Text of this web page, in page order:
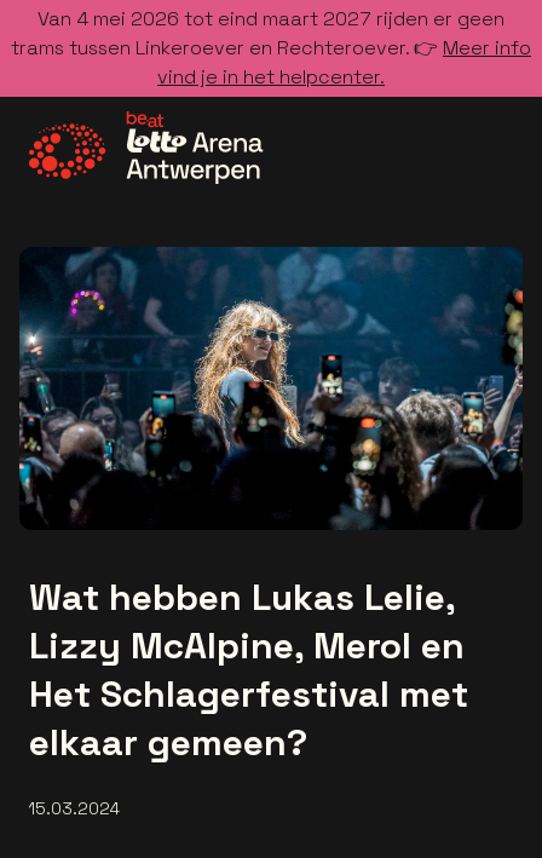
Van 4 mei 2026 tot eind maart 2027 rijden er geen
trams tussen Linkeroever en Rechteroever. 👉 Meer info
vind je in het helpcenter.
Wat hebben Lukas Lelie,
Lizzy McAlpine, Merol en
Het Schlagerfestival met
elkaar gemeen?
15.03.2024